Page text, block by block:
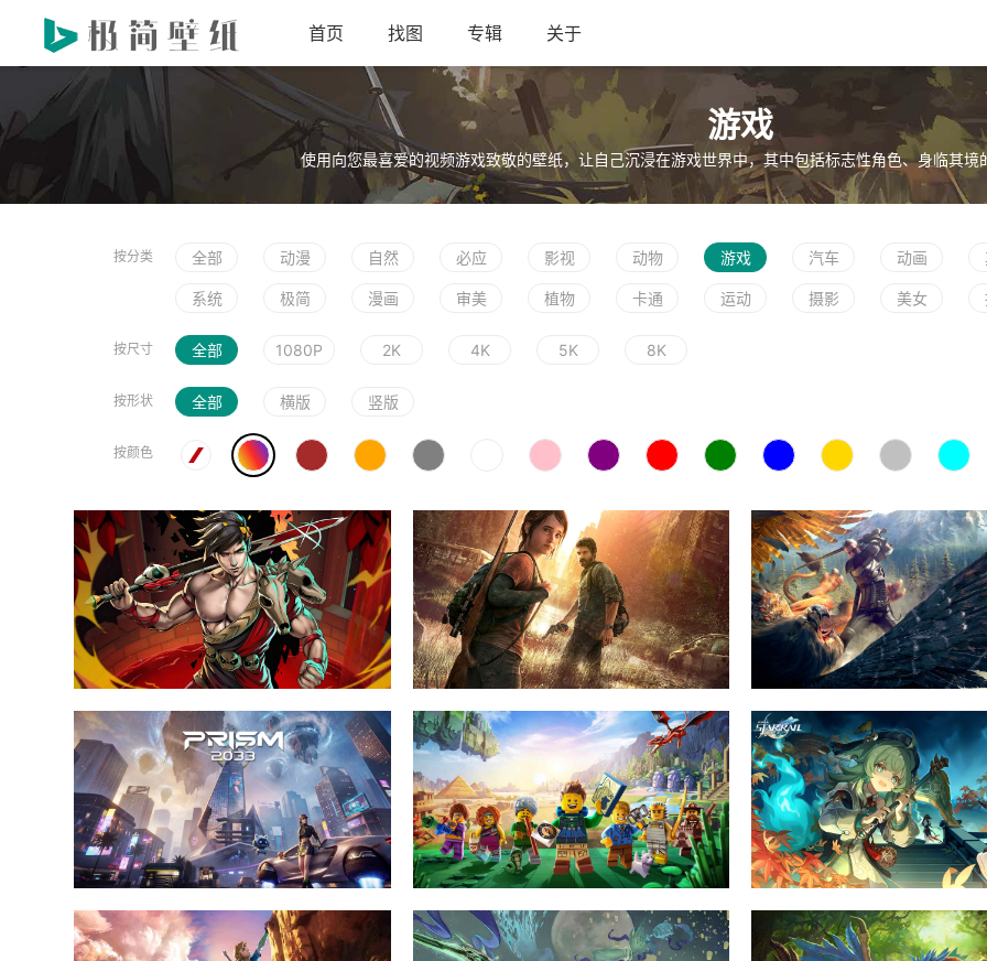
首页 找图 专辑 关于
游戏
使用向您最喜爱的视频游戏致敬的壁纸，让自己沉浸在游戏世界中，其中包括标志性角色、身临其境
按分类 全部 动漫 自然 必应 影视 动物 游戏 汽车 动画
系统 极简 漫画 审美 植物 卡通 运动 摄影 美女
按尺寸 全部 1080P 2K 4K 5K 8K
按形状 全部 横版 竖版
按颜色